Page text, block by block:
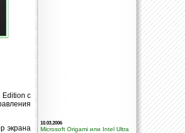
Edition с
экрана
10.03.2006
Microsoft Origami или Intel Ultra